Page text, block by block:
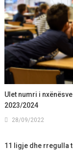
Ulet numri i
2023/2024
28/09/2022
11 ligje dhe rregulla